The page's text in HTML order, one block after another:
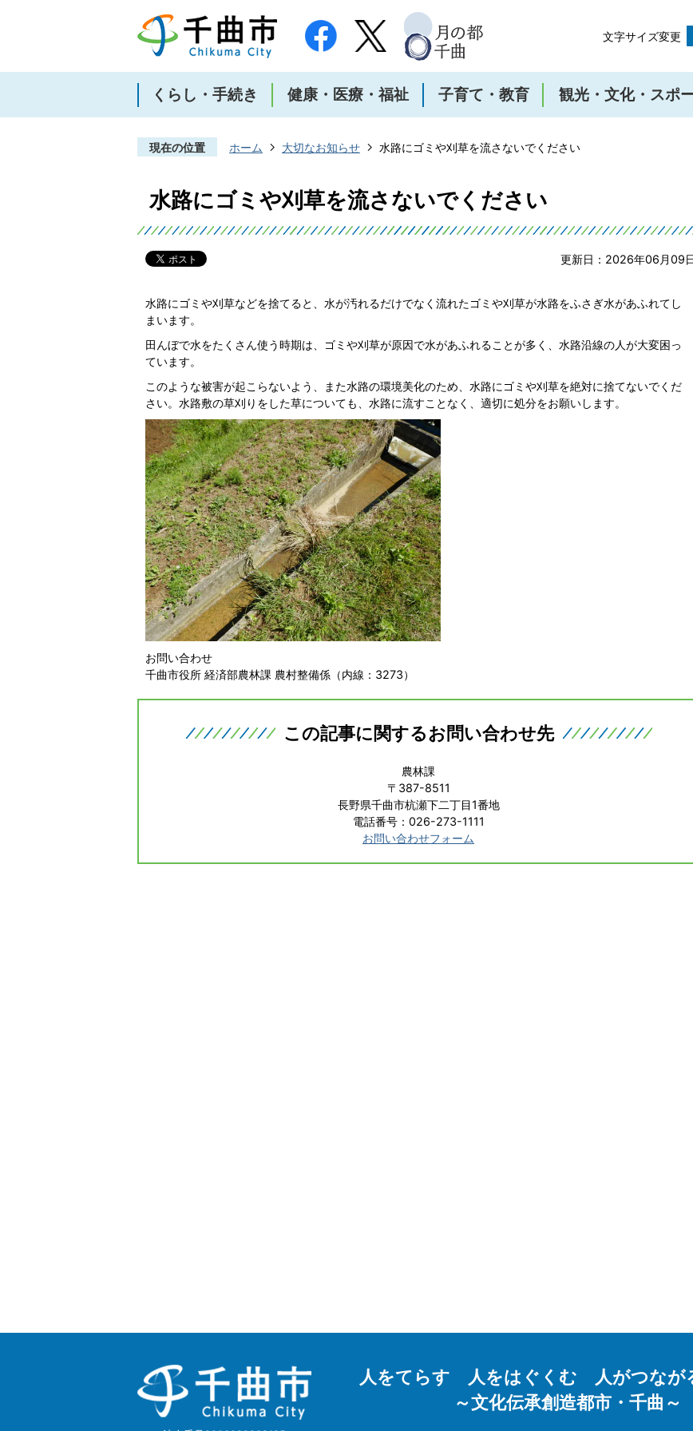
文字サイズ変更
くらし・手続き 健康・医療・福祉 子育て・教育 観光・文化・スポ
現在の位置 ホーム 大切なお知らせ 水路にゴミや刈草を流さないでください
水路にゴミや刈草を流さないでください
更新日：2026年06月09
水路にゴミや刈草などを捨てると、水が汚れるだけでなく流れたゴミや刈草が水路をふさぎ水があふれてし
まいます。
田んぼで水をたくさん使う時期は、ゴミや刈草が原因で水があふれることが多く、水路沿線の人が大変困っ
ています。
このような被害が起こらないよう、また水路の環境美化のため、水路にゴミや刈草を絶対に捨てないでくだ
さい。水路敷の草刈りをした草についても、水路に流すことなく、適切に処分をお願いします。
お問い合わせ
千曲市役所 経済部農林課 農村整備係（内線：3273）
この記事に関するお問い合わせ先
農林課
〒387-8511
長野県千曲市杭瀬下二丁目1番地
電話番号：026-273-1111
お問い合わせフォーム
千
曲
市
Chikuma
人をてらす 人をはぐくむ 人がつな
～文化伝承創造都市・千曲～